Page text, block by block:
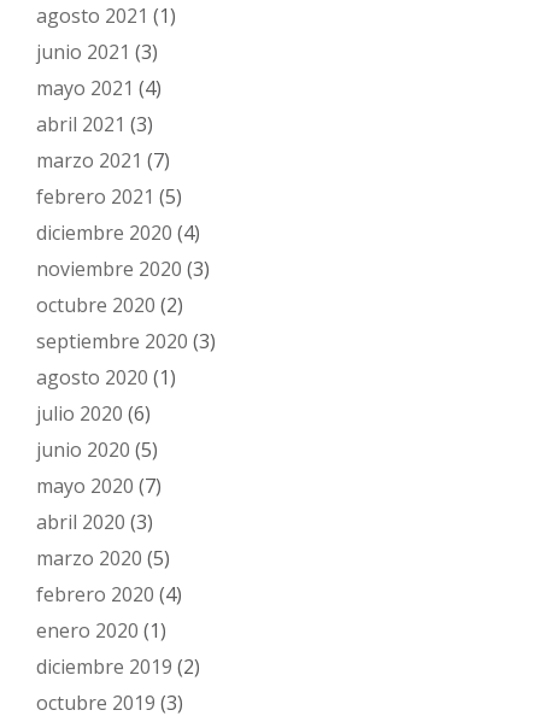
agosto 2021 (1)
junio 2021 (3)
mayo 2021 (4)
abril 2021 (3)
marzo 2021 (7)
febrero 2021 (5)
diciembre 2020 (4)
noviembre 2020 (3)
octubre 2020 (2)
septiembre 2020 (3)
agosto 2020 (1)
julio 2020 (6)
junio 2020 (5)
mayo 2020 (7)
abril 2020 (3)
marzo 2020 (5)
febrero 2020 (4)
enero 2020 (1)
diciembre 2019 (2)
octubre 2019 (3)